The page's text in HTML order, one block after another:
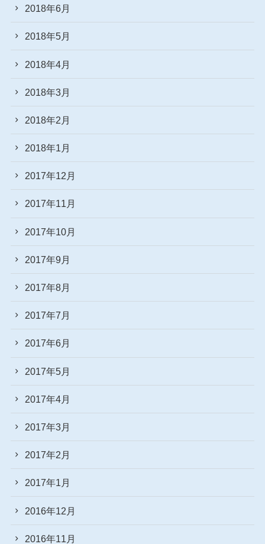
2018年6月
2018年5月
2018年4月
2018年3月
2018年2月
2018年1月
2017年12月
2017年11月
2017年10月
2017年9月
2017年8月
2017年7月
2017年6月
2017年5月
2017年4月
2017年3月
2017年2月
2017年1月
2016年12月
2016年11月